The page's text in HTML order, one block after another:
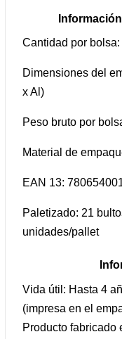
Cantidad por
Dimensiones del
x Al)
Peso bruto por
Material de
EAN 13:
Paletizado: 21
unidades/pallet
Vida útil: Hasta 4
(impresa en el
Producto fabricado